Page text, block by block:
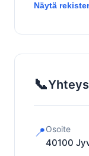
Näytä
📞
📍Osoite
40100